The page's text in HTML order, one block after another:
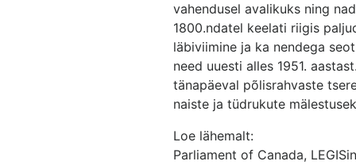
vahendusel avalikuks ning
1800.ndatel keelati riigis
läbiviimine ja ka nendega
need uuesti alles 1951.
tänapäeval põlisrahvaste
naiste ja tüdrukute
Loe lähemalt:
Parliament of Canada,